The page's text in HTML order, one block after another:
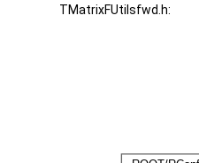
TMatrixFUtilsfwd.h: